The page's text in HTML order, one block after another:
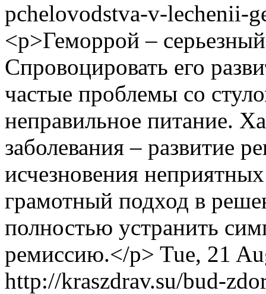
pchelovodstva-v-lechenii-
<p>Геморрой –
Спровоцировать его
частые проблемы со
неправильное питание.
заболевания – развитие
исчезновения
грамотный подход в
полностью устранить
ремиссию.</p> Tue, 21
http://kraszdrav.su/bud-